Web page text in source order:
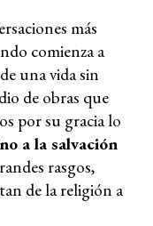
más
comienza a
una vida sin
de obras que
por su gracia lo
a la salvación
rasgos,
de la religión a